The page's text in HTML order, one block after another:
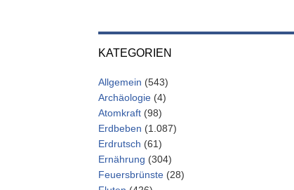
KATEGORIEN
Allgemein (543)
Archäologie (4)
Atomkraft (98)
Erdbeben (1.087)
Erdrutsch (61)
Ernährung (304)
Feuersbrünste (28)